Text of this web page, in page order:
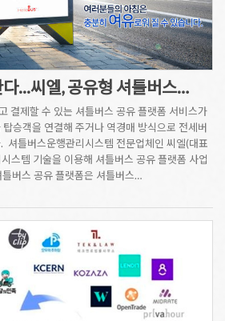
...씨엘, 공유형 셔틀버스…
결제할 수 있는 셔틀버스 공유 플랫폼 서비스가
승객을 연결해 주거나 역경매 방식으로 전세버
셔틀버스운행관리시스템 전문업체인 씨엘(대표
스템 기술을 이용해 셔틀버스 공유 플랫폼 사업
버스 공유 플랫폼은 셔틀버스…